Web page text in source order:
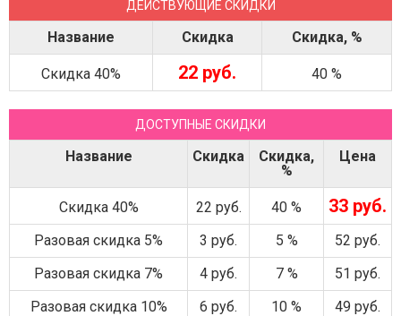
ДЕЙСТВУЮЩИЕ СКИДКИ
Название Скидка Скидка, %
Скидка 40% 22 руб. 40 %
ДОСТУПНЫЕ СКИДКИ
Название Скидка
Скидка,
%
Цена
Скидка 40% 22 руб. 40 % 33 руб.
Разовая скидка 5% 3 руб. 5 %
52 руб.
Разовая скидка 7%
4 руб. 7 %
51 руб.
Разовая скидка 10%
6 руб. 10 %
49 руб.